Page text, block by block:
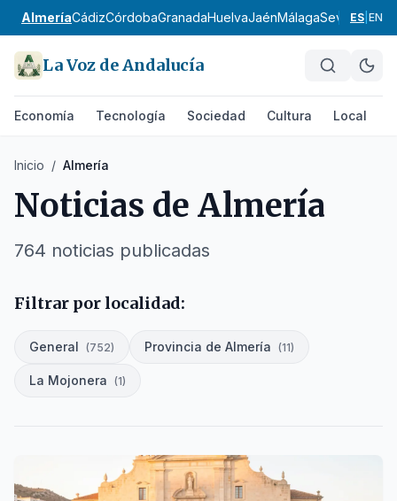
AlmeríaCádizCórdobaGranadaHuelvaJaénMálagaSevillaES EN
La Voz de Andalucía
Economía Tecnología Sociedad Cultura Local
Inicio / Almería
Noticias de Almería
764 noticias publicadas
Filtrar por localidad:
General (752) Provincia de Almería (11)
La Mojonera (1)